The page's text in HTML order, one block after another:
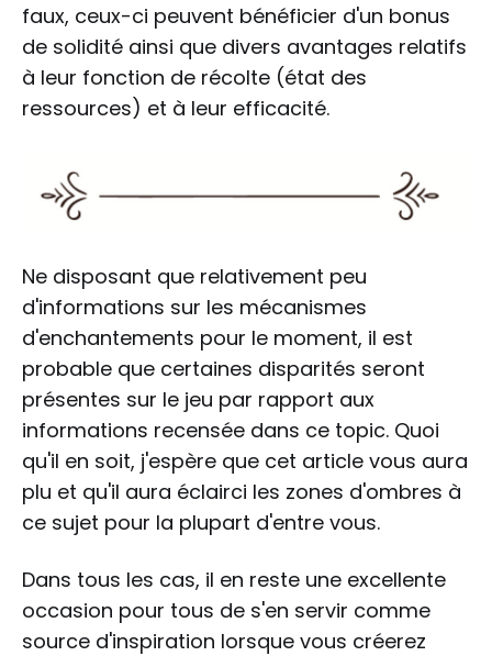
faux, ceux-ci peuvent bénéficier d'un bonus
de solidité ainsi que divers avantages relatifs
à leur fonction de récolte (état des
ressources) et à leur efficacité.
Ne disposant que relativement peu
d'informations sur les mécanismes
d'enchantements pour le moment, il est
probable que certaines disparités seront
présentes sur le jeu par rapport aux
informations recensée dans ce topic. Quoi
qu'il en soit, j'espère que cet article vous aura
plu et qu'il aura éclairci les zones d'ombres à
ce sujet pour la plupart d'entre vous.
Dans tous les cas, il en reste une excellente
occasion pour tous de s'en servir comme
source d'inspiration lorsque vous créerez